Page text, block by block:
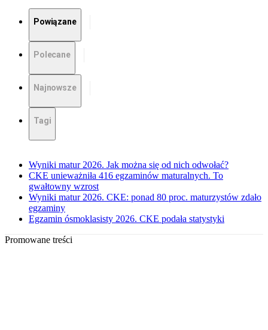
Powiązane
Polecane
Najnowsze
Tagi
Wyniki matur 2026. Jak można się od nich odwołać?
CKE unieważniła 416 egzaminów maturalnych. To
gwałtowny wzrost
Wyniki matur 2026. CKE: ponad 80 proc. maturzystów zdało
egzaminy
Egzamin ósmoklasisty 2026. CKE podała statystyki
Promowane treści